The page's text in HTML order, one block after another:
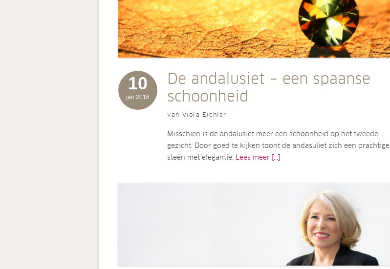
10
jan 2016
De andalusiet – een spaanse
schoonheid
van Viola Eichler
Misschien is de andalusiet meer een schoonheid op het tweede
gezicht. Door goed te kijken toont de andasuliet zich een prachtige
steen met elegantie,
Lees meer [...]